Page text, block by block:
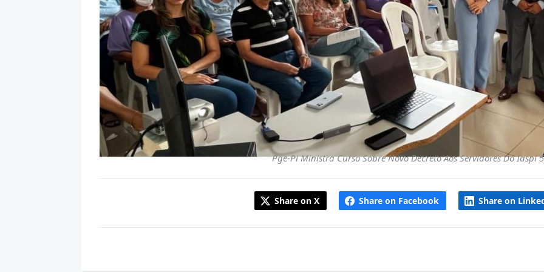
Pge-Pi Ministra Curso Sobre Novo Decreto Aos Servidores Do Iaspi 5
Share on X Share on Facebook Share on